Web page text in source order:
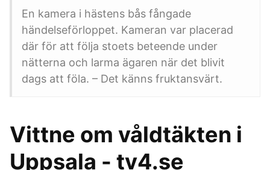
En kamera i hästens bås fångade
händelseförloppet. Kameran var placerad
där för att följa stoets beteende under
nätterna och larma ägaren när det blivit
dags att föla. – Det känns fruktansvärt.
Vittne om våldtäkten i
Uppsala - tv4.se